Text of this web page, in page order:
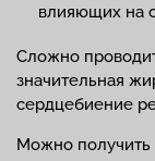
влияющих на
Сложно
значительная
сердцебиение
Можно получить